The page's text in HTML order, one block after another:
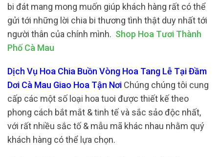
bi đát mang mong muốn giúp khách hàng rất có thể
gửi tới những lời chia bi thương tình thật duy nhất tới
người thân của chính mình. Shop Hoa Tươi Thành
Phố Cà Mau
Dịch Vụ Hoa Chia Buồn Vòng Hoa Tang Lễ Tại Đầm
Dơi Cà Mau Giao Hoa Tận Nơi Chúng chúng tôi cung
cấp các một số loại hoa tuoi được thiết kế theo
phong cách bắt mắt & tinh tế và sắc sảo độc nhất,
với rất nhiều sắc tố & mẫu mã khác nhau nhằm quý
khách hàng có thể lựa chọn.